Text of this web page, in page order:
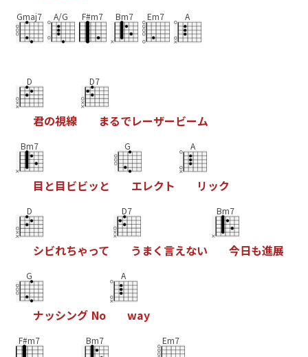
Gmaj7 A/G F#m7 Bm7 Em7 A
D
君の視線
D7
まるでレーザービーム
Bm7
目 と目ビビッ と
G
エレク ト
A
リ ック
D
シビれちゃって
D7
う まく 言えない
Bm7
今日も進展
G
ナッシング No
A
way
F#m7 Bm7 Em7